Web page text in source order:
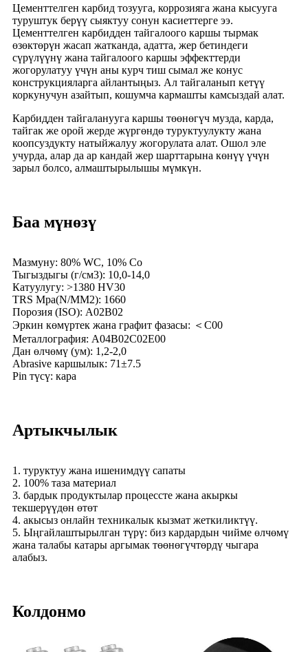
Цементтелген карбид тозууга, коррозияга жана кысууга
туруштук берүү сыяктуу сонун касиеттерге ээ.
Цементтелген карбидден тайгалоого каршы тырмак
өзөктөрүн жасап жатканда, адатта, жер бетиндеги
сүрүлүүнү жана тайгалоого каршы эффекттерди
жогорулатуу үчүн аны курч тиш сымал же конус
конструкцияларга айлантыңыз. Ал тайгаланып кетүү
коркунучун азайтып, кошумча кармашты камсыздай алат.
Карбидден тайгаланууга каршы төөнөгүч музда, карда,
тайгак же орой жерде жүргөндө туруктуулукту жана
коопсуздукту натыйжалуу жогорулата алат. Ошол эле
учурда, алар да ар кандай жер шарттарына көнүү үчүн
зарыл болсо, алмаштырылышы мүмкүн.
Баа мүнөзү
Мазмуну: 80% WC, 10% Co
Тыгыздыгы (г/см3): 10,0-14,0
Катуулугу: >1380 HV30
TRS Mpa(N/MM2): 1660
Порозия (ISO): A02B02
Эркин көмүртек жана графит фазасы: ＜C00
Металлография: A04B02C02E00
Дан өлчөмү (ум): 1,2-2,0
Abrasive каршылык: 71±7.5
Pin түсү: кара
Артыкчылык
1. туруктуу жана ишенимдүү сапаты
2. 100% таза материал
3. бардык продуктылар процессте жана акыркы
текшерүүдөн өтөт
4. акысыз онлайн техникалык кызмат жеткиликтүү.
5. Ыңгайлаштырылган түрү: биз кардардын чийме өлчөмү
жана талабы катары аргымак төөнөгүчтөрдү чыгара
алабыз.
Колдонмо